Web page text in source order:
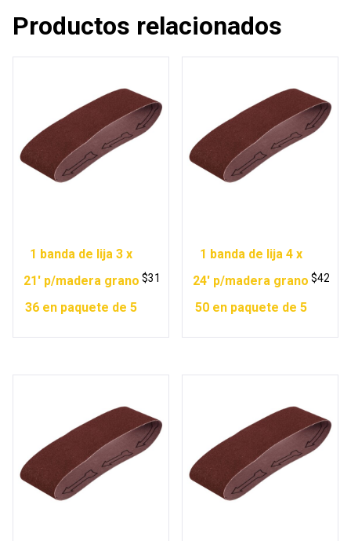
Productos relacionados
1 banda de lija 3 x
21′ p/madera grano
36 en paquete de 5
$31
1 banda de lija 4 x
24′ p/madera grano
50 en paquete de 5
$42